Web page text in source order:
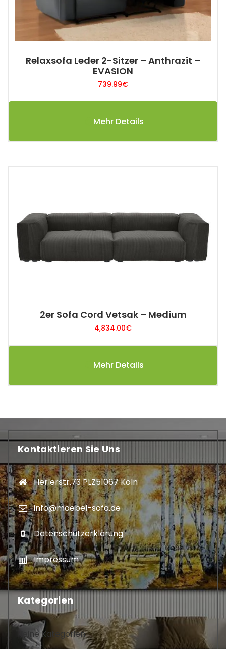
Relaxsofa Leder 2-Sitzer – Anthrazit –
EVASION
739.99€
Mehr Details
2er Sofa Cord Vetsak – Medium
4,834.00€
Mehr Details
Kontaktieren Sie Uns
Herlerstr.73 PLZ51067 Köln
info@moebel-sofa.de
Datenschutzerklärung
Impressum
Kategorien
Keine Kategorien